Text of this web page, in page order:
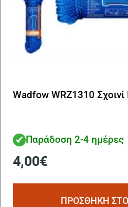
Wadfow WRZ1310
Παράδοση 2-4 ημέρες
4,00€
ΠΡΟΣΘΗΚΗ